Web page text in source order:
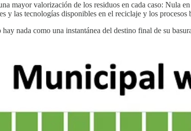
mayor valorización de los residuos en cada caso: Nula
y las tecnologías disponibles en el reciclaje y los procesos
nada como una instantánea del destino final de su